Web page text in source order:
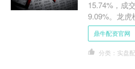
15.74%，成
9.09%。龙虎
出2447.01万
买....
鼎牛配资官网
分类：实盘